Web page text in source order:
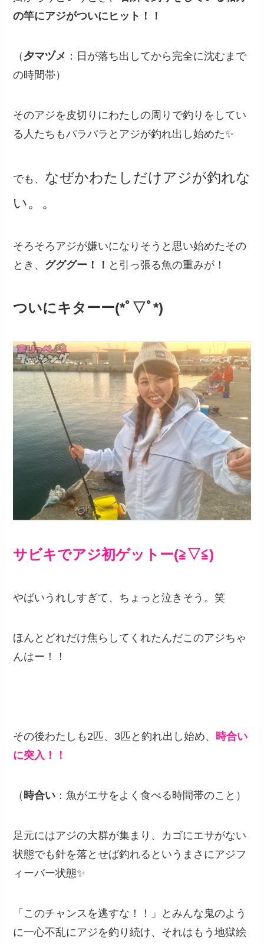
の竿にアジがついにヒット！！
（ 夕マヅメ ：日が落ち出してから完全に沈むまで
の時間帯）
そのアジを皮切りにわたしの周りで釣りをしてい
る人たちもパラパラとアジが釣れ出し始めた✨
でも、 なぜかわたしだけアジが釣れな
い。。
そろそろアジが嫌いになりそうと思い始めたその
とき、 グググー！！ と引っ張る魚の重みが！
ついにキターー(*ﾟ▽ﾟ*)
サビキでアジ初ゲットー(≧▽≦)
やばいうれしすぎて、ちょっと泣きそう。笑
ほんとどれだけ焦らしてくれたんだこのアジちゃ
んはー！！
その後わたしも2匹、3匹と釣れ出し始め、 時合い
に突入！！
（ 時合い ：魚がエサをよく食べる時間帯のこと）
足元にはアジの大群が集まり、カゴにエサがない
状態でも針を落とせば釣れるというまさにアジフ
ィーバー状態✨
「このチャンスを逃すな！！」とみんな鬼のよう
に一心不乱にアジを釣り続け、それはもう地獄絵